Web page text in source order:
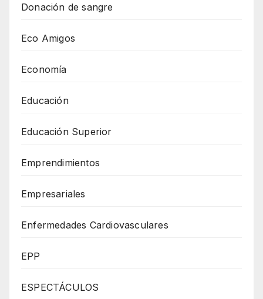
Donación de sangre
Eco Amigos
Economía
Educación
Educación Superior
Emprendimientos
Empresariales
Enfermedades Cardiovasculares
EPP
ESPECTÁCULOS